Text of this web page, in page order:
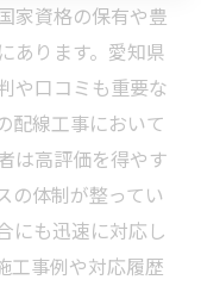
家資格の保有や豊
あります。愛知県
や口コミも重要な
配線工事において
は高評価を得やす
の体制が整ってい
にも迅速に対応し
工事例や対応履歴
い